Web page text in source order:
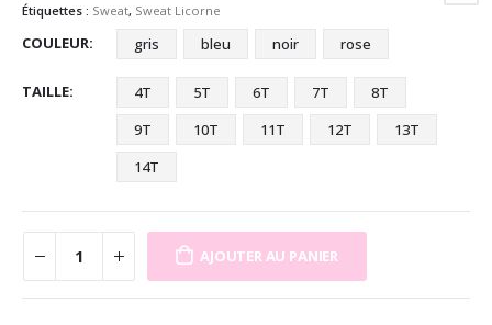
Étiquettes : Sweat, Sweat Licorne
COULEUR gris bleu noir rose
TAILLE 4T 5T 6T 7T
8T
9T
10T 11T 12T
13T
14T
AJOUTER AU PANIER